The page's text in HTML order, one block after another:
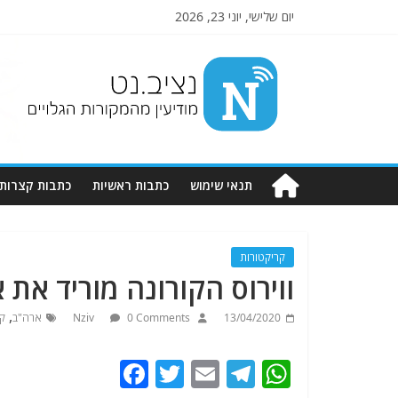
יום שלישי, יוני 23, 2026
Nziv.net
מודיעין
מהמקורות
תנאי שימוש כתבות ראשיות כתבות קצרות
קריקטורות
ווירוס הקורונה מוריד
13/04/2020
Nziv 0 Comments ארה"ב,
W
T
E
T